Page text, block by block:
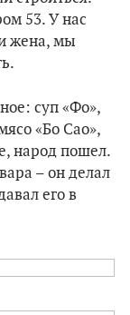
53. У нас
жена, мы
суп «Фо»,
«Бо Сао»,
народ пошел.
– он делал
его в